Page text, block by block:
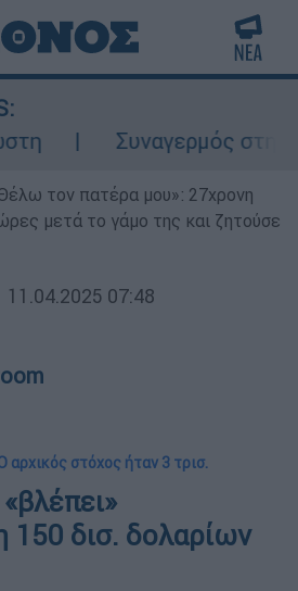
Συναγερμός στην
τον πατέρα μου»: 27χρονη
μετά το γάμο της και ζητούσε
11.04.2025 07:48
αρχικός στόχος ήταν 3 τρισ.
150 δισ. δολαρίων